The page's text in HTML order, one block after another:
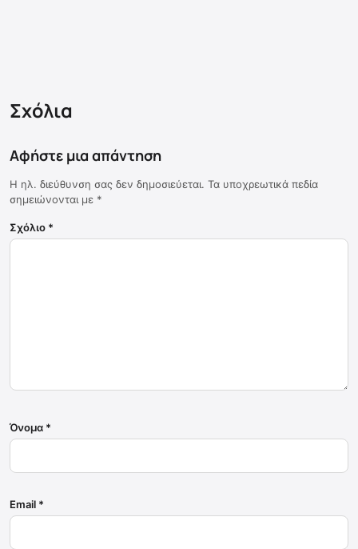
Σχόλια
Αφήστε μια απάντηση
Η ηλ. διεύθυνση σας δεν δημοσιεύεται. Τα υποχρεωτικά πεδία
σημειώνονται με *
Σχόλιο *
Όνομα *
Email *